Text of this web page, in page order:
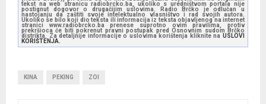
tekst na web stranicu radiobrcko.ba, ukoliko s uredništvom portala nije
postignut dogovor o drugačijim uslovima. Radio Brčko je odlučan u
nastojanju da zaštiti svoje intelektualno vlasništvo i rad svojih autora.
Ukoliko se bilo koji dio teksta ili informacija iz teksta objavljenog na internet
stranici www.radiobrcko.ba prenese suprotno ovim pravilima, protiv
prekršioca će biti pokrenut pravni postupak pred Osnovnim sudom Brčko
distrikta. Za detaljnije informacije o uslovima korištenja kliknite na USLOVI
KORIŠTENJA.
KINA PEKING ZOI